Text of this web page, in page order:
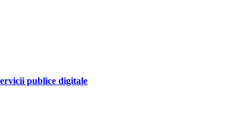
publice digitale